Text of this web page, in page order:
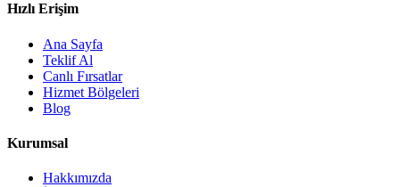
Hızlı Erişim
Ana Sayfa
Teklif Al
Canlı Fırsatlar
Hizmet Bölgeleri
Blog
Kurumsal
Hakkımızda